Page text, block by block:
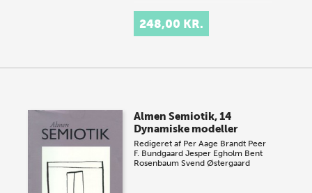
248,00 KR.
Almen Semiotik, 14
Dynamiske modeller
Redigeret af Per Aage Brandt Peer
F. Bundgaard Jesper Egholm Bent
Rosenbaum Svend Østergaard